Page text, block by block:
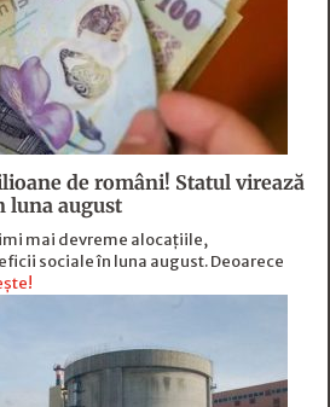
de români! Statul virează
luna august
mai devreme alocațiile,
sociale în luna august. Deoarece